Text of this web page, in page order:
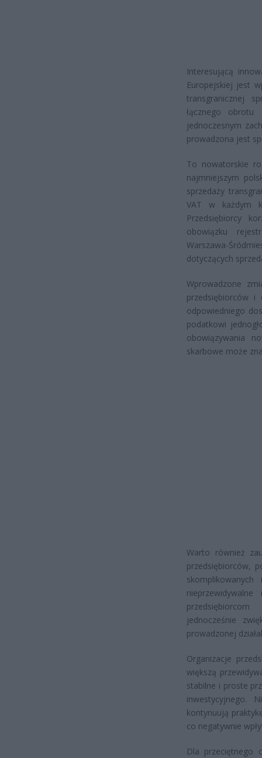
Interesującą
Europejskiej jest
transgranicznej
łącznego
jednoczesnym
prowadzona jest
To nowatorskie
najmniejszym
sprzedaży
VAT w każdym
Przedsiębiorcy
obowiązku
Warszawa-
dotyczących
Wprowadzone
przedsiębiorców i
odpowiedniego
podatkowi
obowiązywania
skarbowe może
Warto również
przedsiębiorców,
jednocześnie
prowadzonej
Organizacje
większą
stabilne i proste
inwestycyjnego.
kontynuują
co negatywnie
Dla przeciętnego